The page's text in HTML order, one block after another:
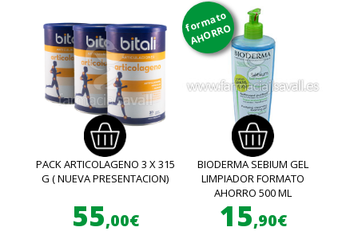
PACK ARTICOLAGENO 3 X 315
G ( NUEVA PRESENTACION)
55,00€
formato
AHORRO
BIODERMA SEBIUM GEL
LIMPIADOR FORMATO
AHORRO 500 ML
15,90€